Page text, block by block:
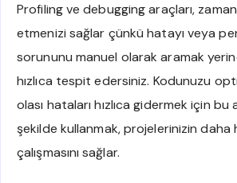
Profiling ve debugging araçları,
etmenizi sağlar çünkü hatayı veya
sorununu manuel olarak aramak
hızlıca tespit edersiniz. Kodunuzu
olası hataları hızlıca gidermek için
şekilde kullanmak, projelerinizin daha
çalışmasını sağlar.